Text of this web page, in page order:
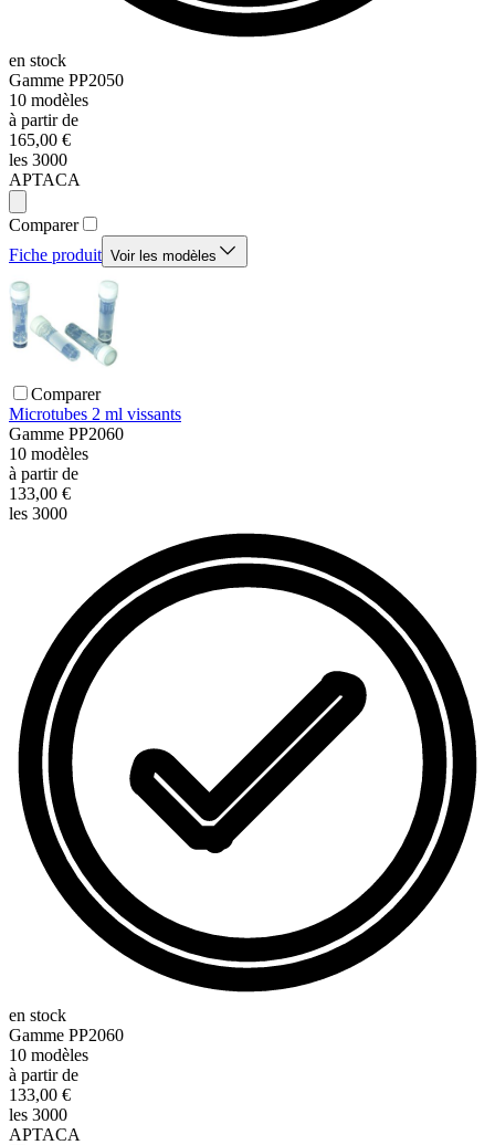
en stock
Gamme PP2050
10 modèles
à partir de
165,00 €
les 3000
APTACA
Comparer
Fiche produit Voir les modèles
Comparer
Microtubes 2 ml vissants
Gamme PP2060
10 modèles
à partir de
133,00 €
les 3000
en stock
Gamme PP2060
10 modèles
à partir de
133,00 €
les 3000
APTACA